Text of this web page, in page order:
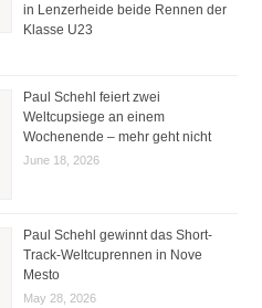
in Lenzerheide beide Rennen der
Klasse U23
Paul Schehl feiert zwei
Weltcupsiege an einem
Wochenende – mehr geht nicht
June 18, 2026
Paul Schehl gewinnt das Short-
Track-Weltcuprennen in Nove
Mesto
May 28, 2026